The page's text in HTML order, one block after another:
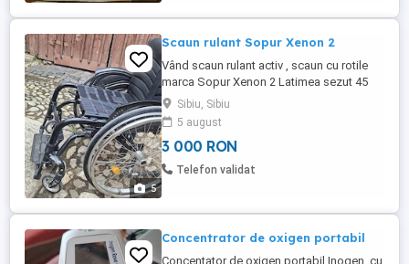
fesiere ...
5
Scaun rulant Sopur Xenon 2
Vând scaun rulant activ , scaun cu rotile
marca Sopur Xenon 2 Latimea sezut 45
cm Arată foarte bine Detalii la telefon
Sibiu, Sibiu
5 august
3 000 RON
Telefon validat
Concentrator de oxigen portabil
Concentator de oxigen portabil Inogen ,cu